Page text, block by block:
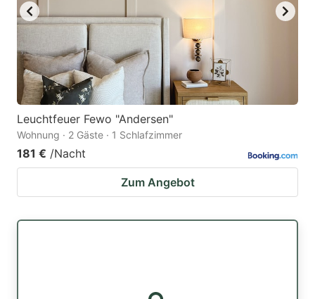
Leuchtfeuer Fewo "Andersen"
Wohnung · 2 Gäste · 1 Schlafzimmer
181 € /Nacht
Zum Angebot